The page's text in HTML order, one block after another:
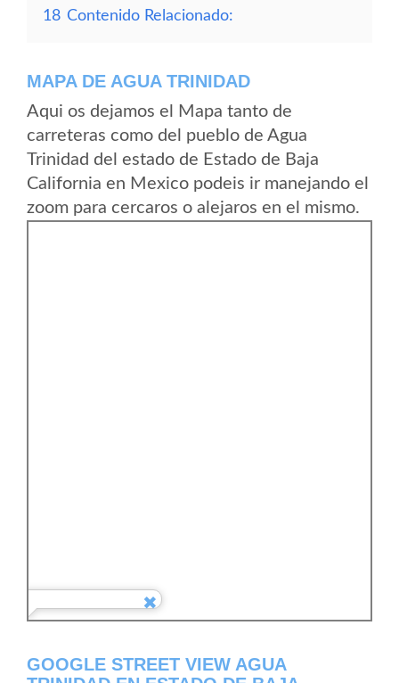
18 Contenido Relacionado:
MAPA DE AGUA TRINIDAD
Aqui os dejamos el Mapa tanto de
carreteras como del pueblo de Agua
Trinidad del estado de Estado de Baja
California en Mexico podeis ir manejando el
zoom para cercaros o alejaros en el mismo.
GOOGLE STREET VIEW AGUA